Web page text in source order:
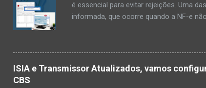
é essencial para evitar rejeições. Uma
informada, que ocorre quando a NF-e
Estadual (indIEDest) precisa estar bem
esses campos de forma correta,
destinatário for um contribuinte de
Identificação IE (indIEDest): 1 -
ISIA e Transmissor Atualizados, vamos
CBS